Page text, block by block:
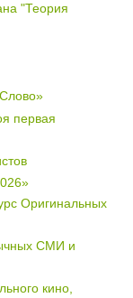
"Теория
первая
Оригинальных
СМИ и
кино,